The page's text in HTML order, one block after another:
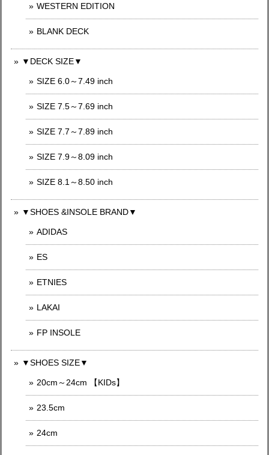
WESTERN EDITION
BLANK DECK
▼DECK SIZE▼
SIZE 6.0～7.49 inch
SIZE 7.5～7.69 inch
SIZE 7.7～7.89 inch
SIZE 7.9～8.09 inch
SIZE 8.1～8.50 inch
▼SHOES &INSOLE BRAND▼
ADIDAS
ES
ETNIES
LAKAI
FP INSOLE
▼SHOES SIZE▼
20cm～24cm 【KIDs】
23.5cm
24cm